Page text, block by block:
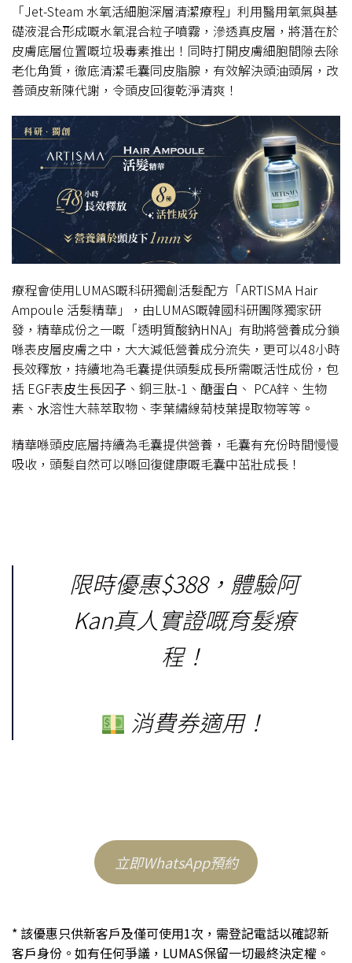
「Jet-Steam 水氧活細胞深層清潔療程」利用醫用氧氣與基
礎液混合形成嘅水氧混合粒子噴霧，滲透真皮層，將潛在於
皮膚底層位置嘅垃圾毒素推出！同時打開皮膚細胞間隙去除
老化角質，徹底清潔毛囊同皮脂腺，有效解決頭油頭屑，改
善頭皮新陳代謝，令頭皮回復乾淨清爽！
療程會使用LUMAS嘅科研獨創活髮配方「ARTISMA Hair
Ampoule 活髮精華」，由LUMAS嘅韓國科研團隊獨家研
發，精華成份之一嘅「透明質酸鈉HNA」有助將營養成分鎖
喺表皮層皮膚之中，大大減低營養成分流失，更可以48小時
長效釋放，持續地為毛囊提供頭髮成長所需嘅活性成份，包
括 EGF表⽪⽣長因⼦、銅三肽-1、醣蛋⽩、 PCA鋅、⽣物
素、⽔溶性⼤蒜萃取物、李葉繡線菊枝葉提取物等等。
精華喺頭皮底層持續為毛囊提供營養，毛囊有充份時間慢慢
吸收，頭髮自然可以喺回復健康嘅毛囊中茁壯成長！
限時優惠$388，體驗阿
Kan真人實證嘅育髮療
程！
消費券適用！
立即WhatsApp預約
* 該優惠只供新客戶及僅可使用1次，需登記電話以確認新
客戶身份。如有任何爭議，LUMAS保留一切最終決定權。